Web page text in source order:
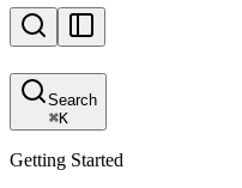
Search
⌘K
Getting Started